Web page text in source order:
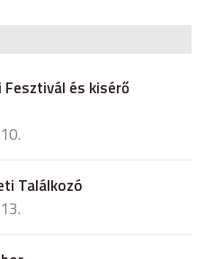
és kisérő
Találkozó